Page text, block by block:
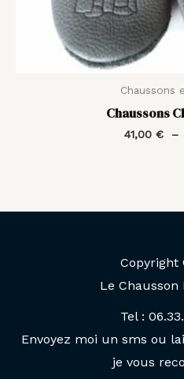
Chaussons
Chaussons
41,00 € –
Copyright
Le Chausson
Tel :
Envoyez moi un sms ou
je vous